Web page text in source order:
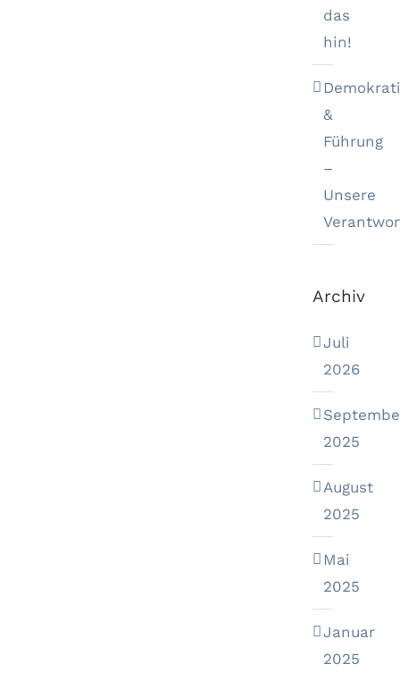
das
hin!
&
Führung
–
Unsere
Archiv
Juli
2026
2025
August
2025
Mai
2025
Januar
2025